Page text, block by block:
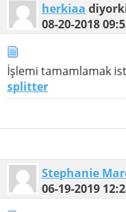
herkiaa
08-20-2018
İşlemi tamamlamak
splitter
Stephanie
06-19-2019